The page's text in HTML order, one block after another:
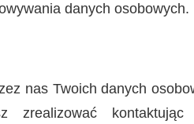
danych osobowych.
nas Twoich danych
zrealizować